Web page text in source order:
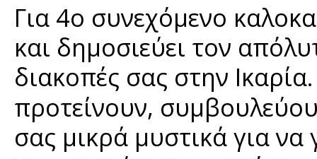
Για 4ο συνεχόμενο
και δημοσιεύει τον
διακοπές σας στην
προτείνουν,
σας μικρά μυστικά για να